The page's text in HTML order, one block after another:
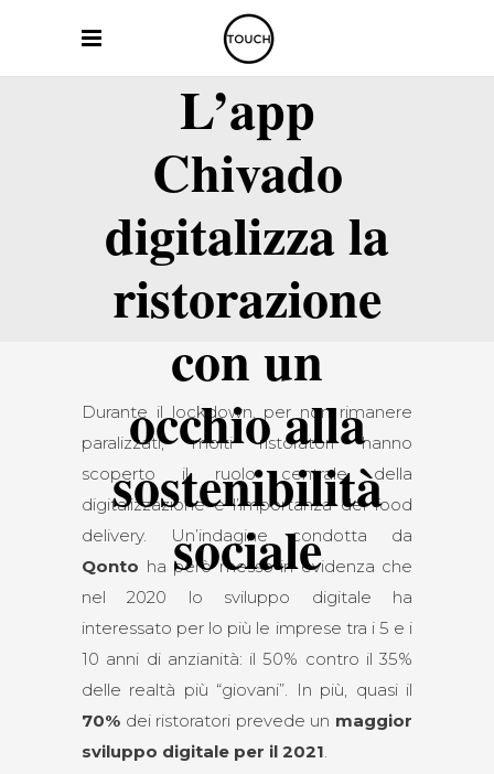
L’app
Chivado
digitalizza la
ristorazione
con un
occhio alla
sostenibilità
sociale
Durante il lockdown, per non rimanere
paralizzati, molti ristoratori hanno
scoperto il ruolo centrale della
digitalizzazione e l’importanza del food
delivery. Un’indagine condotta da
Qonto ha però messo in evidenza che
nel 2020 lo sviluppo digitale ha
interessato per lo più le imprese tra i 5 e i
10 anni di anzianità: il 50% contro il 35%
delle realtà più “giovani”. In più, quasi il
70% dei ristoratori prevede un maggior
sviluppo digitale per il 2021.